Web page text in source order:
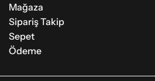
Mağaza
Sipariş Takip
Sepet
Ödeme